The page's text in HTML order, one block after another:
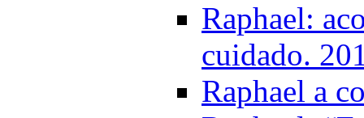
Raphael:
cuidado.
Raphael a